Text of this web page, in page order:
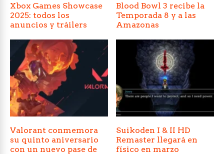
Xbox Games Showcase
2025: todos los
anuncios y tráilers
Blood Bowl 3 recibe la
Temporada 8 y a las
Amazonas
Valorant conmemora
su quinto aniversario
con un nuevo pase de
Suikoden I & II HD
Remaster llegará en
físico en marzo